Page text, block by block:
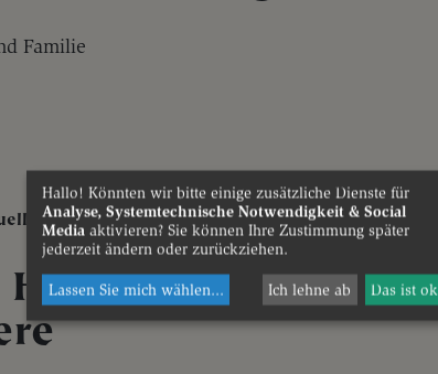
Familie
Himmel gibt es
Hallo! Könnten wir bitte einige zusätzliche Dienste für
Analyse, Systemtechnische Notwendigkeit & Social
Media aktivieren? Sie können Ihre Zustimmung später
jederzeit ändern oder zurückziehen.
Lassen Sie mich wählen... Ich lehne ab Das ist ok